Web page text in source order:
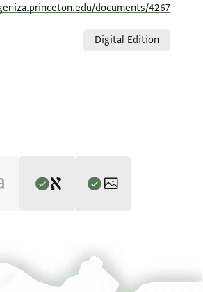
documents/4267/
Digital Edition
S. D. Goitein's unpublished edition (1950–85).
T-S NS 321.112 1v